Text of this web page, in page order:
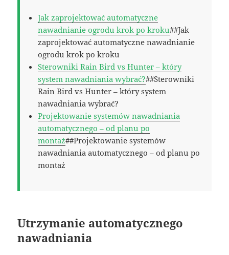
Jak zaprojektować automatyczne
nawadnianie ogrodu krok po kroku##Jak
zaprojektować automatyczne nawadnianie
ogrodu krok po kroku
Sterowniki Rain Bird vs Hunter – który
system nawadniania wybrać?##Sterowniki
Rain Bird vs Hunter – który system
nawadniania wybrać?
Projektowanie systemów nawadniania
automatycznego – od planu po
montaż##Projektowanie systemów
nawadniania automatycznego – od planu po
montaż
Utrzymanie automatycznego
nawadniania